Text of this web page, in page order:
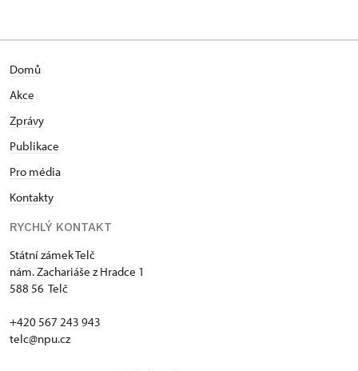
Domů
Akce
Zprávy
Publikace
Pro média
Kontakty
RYCHLÝ KONTAKT
Státní zámek Telč
nám. Zachariáše z Hradce 1
588 56 Telč
+420 567 243 943
telc@npu.cz